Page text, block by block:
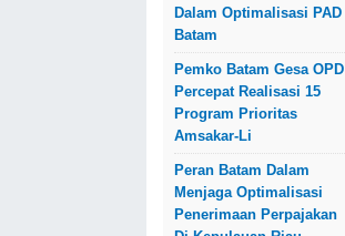
Dalam Optimalisasi PAD
Batam
Pemko Batam Gesa OPD
Percepat Realisasi 15
Program Prioritas
Amsakar-Li
Peran Batam Dalam
Menjaga Optimalisasi
Penerimaan Perpajakan